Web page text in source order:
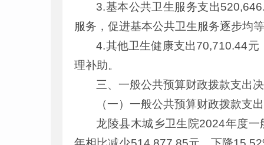
3.基本公共卫生服务支出
服务，促进基本公共卫生服务逐步均
4.其他卫生健康支出70,710.44
理补助。
三、一般公共预算财政拨款支出
（一）一般公共预算财政拨款支
龙陵县木城乡卫生院2024年度